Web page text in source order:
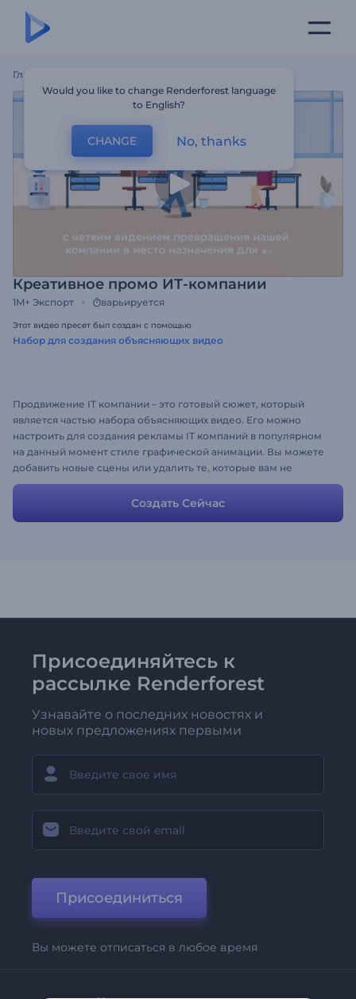
Главная
Креативное промо ИТ-компании
1M+ Экспорт варьируется
Этот видео пресет был создан с помощью
Набор для создания объясняющих видео
Продвижение IT компании – это готовый сюжет, который
является частью набора объясняющих видео. Его можно
настроить для создания рекламы IT компаний в популярном
на данный момент стиле графической анимации. Вы можете
добавить новые сцены или удалить те, которые вам не
нравятся. Доступно более 300 сцен, включая анимацию
персонажей, фоны, экстерьеры и интерьеры, анимацию
значков и многое другое.
Создать Сейчас
Присоединяйтесь к
рассылке Renderforest
Узнавайте о последних новостях и
новых предложениях первыми
Присоединиться
Вы можете отписаться в любое время
Would you like to change Renderforest language
to English?
CHANGE No, thanks